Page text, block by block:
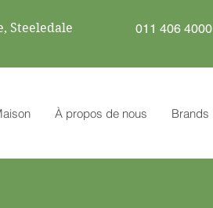
Steeledale 011 406 4000
À propos de nous Brands